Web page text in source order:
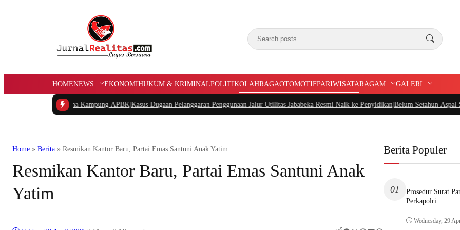
HOMENEWS EKONOMIHUKUM & KRIMINALPOLITIKOLAHRAGAOTOMOTIFPARIWISATARAGAM GALERI
Dana Kampung APBK|Kasus Dugaan Pelanggaran Penggunaan Jalur Utilitas Jababeka Resmi Naik ke Penyidikan|Belum Setahun Aspal Sudah
Home » Berita » Resmikan Kantor Baru, Partai Emas Santuni Anak Yatim
Resmikan Kantor Baru, Partai Emas Santuni Anak
Yatim
Berita Populer
01
Prosedur Surat
Perkapolri
Wednesday, 29